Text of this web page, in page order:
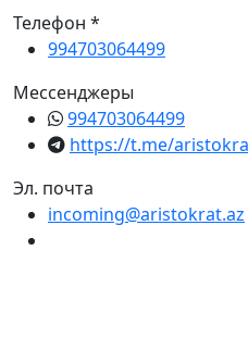
Телефон *
994703064499
Мессенджеры
994703064499
https://t.me/
Эл. почта
incoming@aristokrat.az